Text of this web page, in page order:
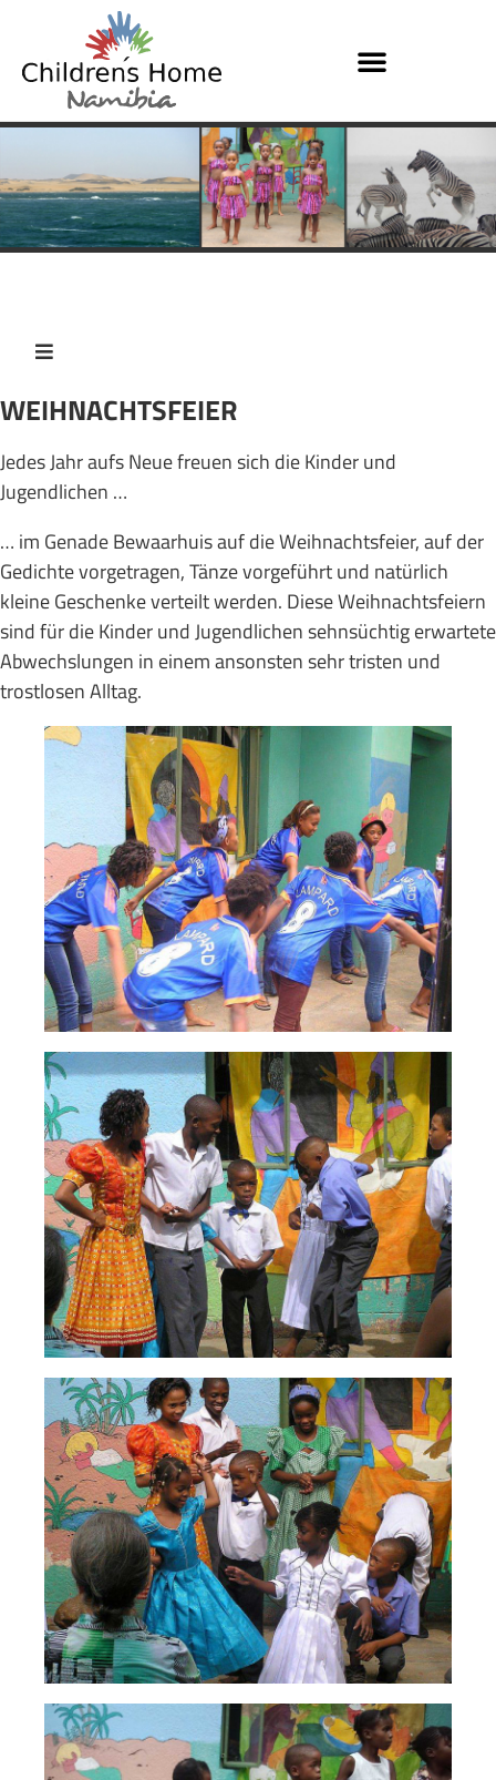
WEIHNACHTSFEIER
Jedes Jahr aufs Neue freuen sich die Kinder und
Jugendlichen …
… im Genade Bewaarhuis auf die Weihnachtsfeier, auf der
Gedichte vorgetragen, Tänze vorgeführt und natürlich
kleine Geschenke verteilt werden. Diese Weihnachtsfeiern
sind für die Kinder und Jugendlichen sehnsüchtig erwartete
Abwechslungen in einem ansonsten sehr tristen und
trostlosen Alltag.